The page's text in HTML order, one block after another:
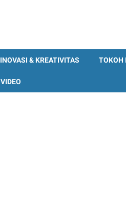
INOVASI & KREATIVITAS TOKOH
VIDEO